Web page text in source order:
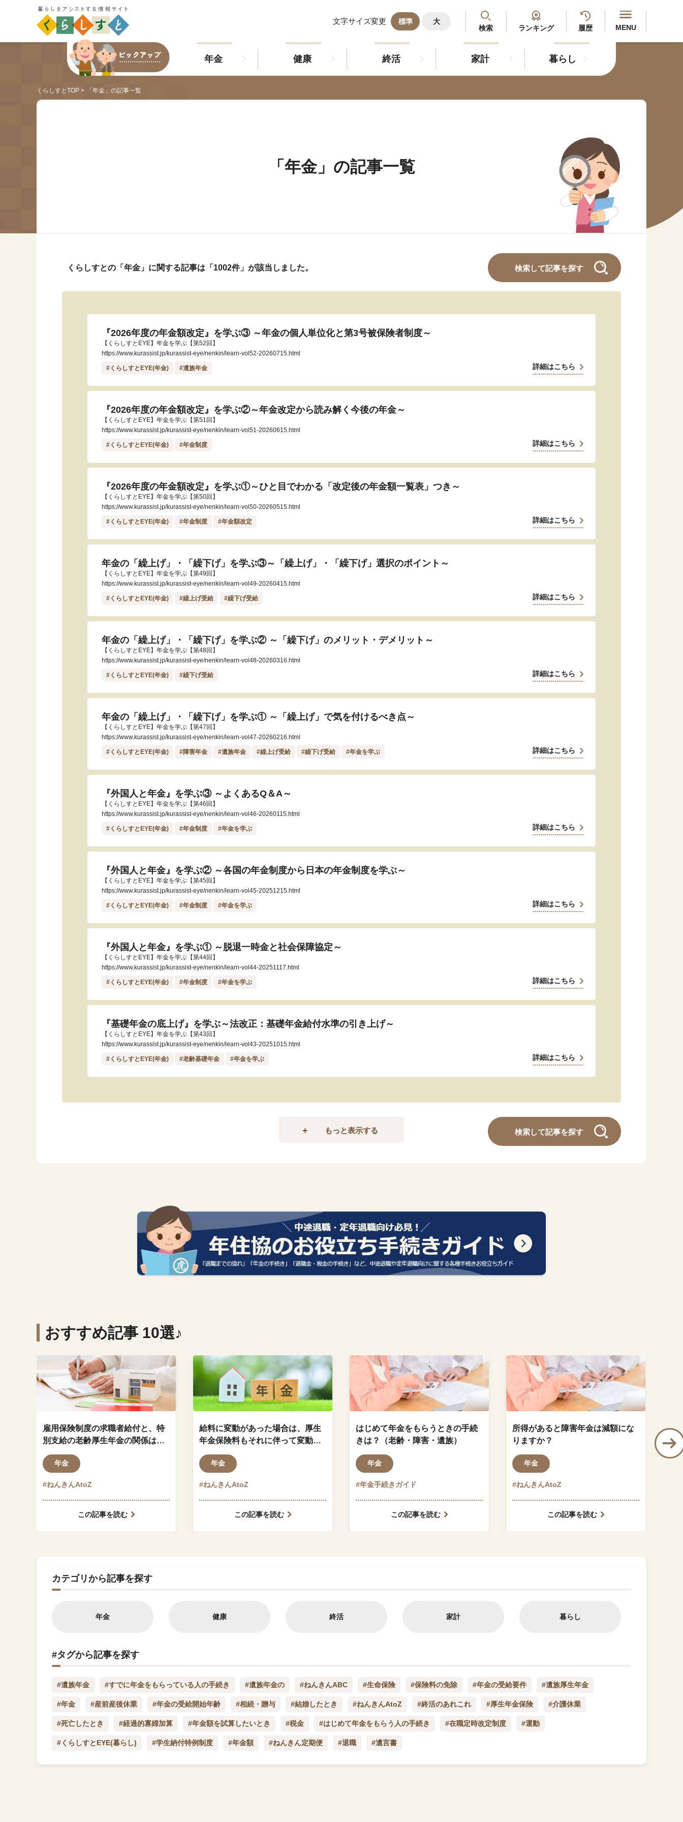
文字サイズ変更 標準
大
検索
ランキング 履歴 MENU
年金 健康 終活 家計 暮らし
最新記事 閲覧履歴
人気#タグ「5選」
#ねんきんAtoZ
「家計」に関する記事
くらしすとについて
サイトマップ
くらしすとTOP 「年金」の記事一覧
「年金」の記事一覧
くらしすとの「年金」に関する記事は「1002件」が該当しました。 検索して記事を探す
『2026年度の年金額改定』を学ぶ③ ～年金の個人単位化と第3号被保険者制度～
【くらしすとEYE】年金を学ぶ【第52回】
https://www.kurassist.jp/kurassist-eye/nenkin/learn-vol52-20260715.html
#くらしすとEYE(年金) #遺族年金 詳細はこちら
『2026年度の年金額改定』を学ぶ②～年金改定から読み解く今後の年金～
【くらしすとEYE】年金を学ぶ【第51回】
https://www.kurassist.jp/kurassist-eye/nenkin/learn-vol51-20260615.html
#くらしすとEYE(年金) #年金制度 詳細はこちら
『2026年度の年金額改定』を学ぶ①～ひと目でわかる「改定後の年金額一覧表」つき～
【くらしすとEYE】年金を学ぶ【第50回】
https://www.kurassist.jp/kurassist-eye/nenkin/learn-vol50-20260515.html
#くらしすとEYE(年金) #年金制度 #年金額改定 詳細はこちら
年金の「繰上げ」・「繰下げ」を学ぶ③～「繰上げ」・「繰下げ」選択のポイント～
【くらしすとEYE】年金を学ぶ【第49回】
https://www.kurassist.jp/kurassist-eye/nenkin/learn-vol49-20260415.html
#くらしすとEYE(年金) #繰上げ受給 #繰下げ受給 詳細はこちら
年金の「繰上げ」・「繰下げ」を学ぶ② ～「繰下げ」のメリット・デメリット～
【くらしすとEYE】年金を学ぶ【第48回】
https://www.kurassist.jp/kurassist-eye/nenkin/learn-vol48-20260316.html
#くらしすとEYE(年金) #繰下げ受給 詳細はこちら
年金の「繰上げ」・「繰下げ」を学ぶ① ～「繰上げ」で気を付けるべき点～
【くらしすとEYE】年金を学ぶ【第47回】
https://www.kurassist.jp/kurassist-eye/nenkin/learn-vol47-20260216.html
#くらしすとEYE(年金) #障害年金 #遺族年金 #繰上げ受給 #繰下げ受給 #年金を学ぶ 詳細はこちら
『外国人と年金』を学ぶ③ ～よくあるQ＆A～
【くらしすとEYE】年金を学ぶ【第46回】
https://www.kurassist.jp/kurassist-eye/nenkin/learn-vol46-20260115.html
#くらしすとEYE(年金) #年金制度 #年金を学ぶ 詳細はこちら
『外国人と年金』を学ぶ② ～各国の年金制度から日本の年金制度を学ぶ～
【くらしすとEYE】年金を学ぶ【第45回】
https://www.kurassist.jp/kurassist-eye/nenkin/learn-vol45-20251215.html
#くらしすとEYE(年金) #年金制度 #年金を学ぶ 詳細はこちら
『外国人と年金』を学ぶ① ～脱退一時金と社会保障協定～
【くらしすとEYE】年金を学ぶ【第44回】
https://www.kurassist.jp/kurassist-eye/nenkin/learn-vol44-20251117.html
#くらしすとEYE(年金) #年金制度 #年金を学ぶ 詳細はこちら
『基礎年金の底上げ』を学ぶ～法改正：基礎年金給付水準の引き上げ～
【くらしすとEYE】年金を学ぶ【第43回】
https://www.kurassist.jp/kurassist-eye/nenkin/learn-vol43-20251015.html
#くらしすとEYE(年金) #老齢基礎年金 #年金を学ぶ 詳細はこちら
もっと表示する 検索して記事を探す
おすすめ記事 10選♪
雇用保険制度の求職者給付と、特
別支給の老齢厚生年金の関係はど
のようになっているのでしょう
か？年金
#ねんきんAtoZ
この記事を読む
給料に変動があった場合は、厚生
年金保険料もそれに伴って変動し
ますか？
年金
#ねんきんAtoZ
この記事を読む
はじめて年金をもらうときの手続
きは？（老齢・障害・遺族）
年金
#年金手続きガイド
この記事を読む
所得があると障害年金は減額にな
りますか？
年金
#ねんきんAtoZ
この記事を読む
特
上
う
カテゴリから記事を探す
年金 健康 終活 家計 暮らし
#タグから記事を探す
#遺族年金 #すでに年金をもらっている人の手続き #遺族年金の #ねんきんABC #生命保険 #保険料の免除 #年金の受給要件 #遺族厚生年金
#年金 #産前産後休業 #年金の受給開始年齢 #相続・贈与 #結婚したとき #ねんきんAtoZ #終活のあれこれ #厚生年金保険 #介護休業
#死亡したとき #経過的寡婦加算 #年金額を試算したいとき #税金 #はじめて年金をもらう人の手続き #在職定時改定制度 #運動
#くらしすとEYE(暮らし) #学生納付特例制度 #年金額 #ねんきん定期便 #退職 #遺言書